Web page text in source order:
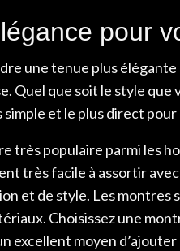
pour
une tenue plus
Quel que soit le style que
et le plus direct
très populaire parmi les
très facile à assortir
et de style. Les montres
Choisissez une
excellent moyen